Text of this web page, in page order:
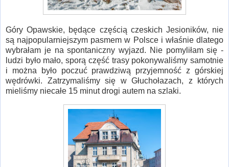
Góry Opawskie, będące częścią czeskich Jesioników, nie
są najpopularniejszym pasmem w Polsce i właśnie dlatego
wybrałam je na spontaniczny wyjazd. Nie pomyliłam się -
ludzi było mało, sporą część trasy pokonywaliśmy samotnie
i można było poczuć prawdziwą przyjemność z górskiej
wędrówki. Zatrzymaliśmy się w Głuchołazach, z których
mieliśmy niecałe 15 minut drogi autem na szlaki.